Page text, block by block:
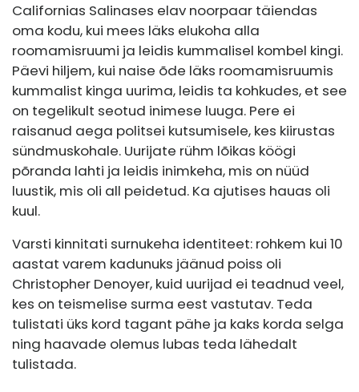
Californias Salinases elav noorpaar täiendas
oma kodu, kui mees läks elukoha alla
roomamisruumi ja leidis kummalisel kombel kingi.
Päevi hiljem, kui naise õde läks roomamisruumis
kummalist kinga uurima, leidis ta kohkudes, et see
on tegelikult seotud inimese luuga. Pere ei
raisanud aega politsei kutsumisele, kes kiirustas
sündmuskohale. Uurijate rühm lõikas köögi
põranda lahti ja leidis inimkeha, mis on nüüd
luustik, mis oli all peidetud. Ka ajutises hauas oli
kuul.
Varsti kinnitati surnukeha identiteet: rohkem kui 10
aastat varem kadunuks jäänud poiss oli
Christopher Denoyer, kuid uurijad ei teadnud veel,
kes on teismelise surma eest vastutav. Teda
tulistati üks kord tagant pähe ja kaks korda selga
ning haavade olemus lubas teda lähedalt
tulistada.